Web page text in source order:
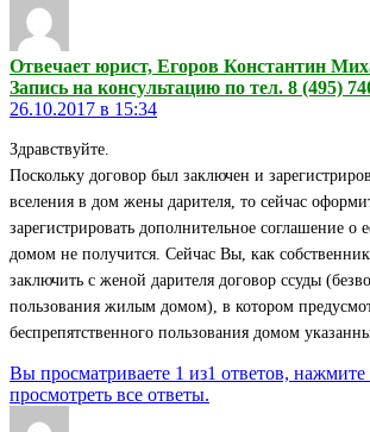
Отвечает юрист, Егоров Константин
Запись на консультацию по тел. 8 (495)
26.10.2017 в 15:34
Здравствуйте.
Поскольку договор был заключен и
вселения в дом жены дарителя, то сейчас
зарегистрировать дополнительное соглашение о
домом не получится. Сейчас Вы, как
заключить с женой дарителя договор ссуды
пользования жилым домом), в котором
беспрепятственного пользования домом
Вы просматриваете 1 из1 ответов, нажмите
просмотреть все ответы.